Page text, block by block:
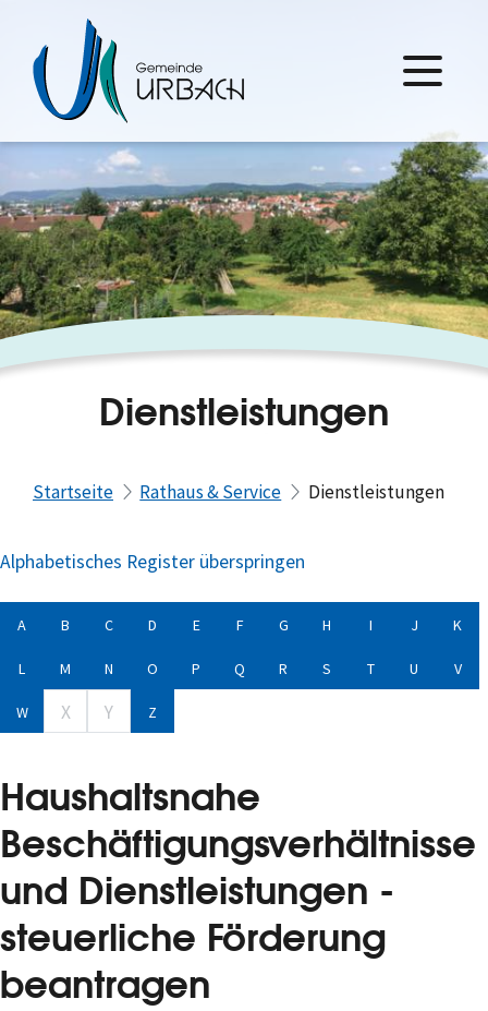
Dienstleistungen
Startseite Rathaus & Service Dienstleistungen
Alphabetisches Register überspringen
A B C D E F G H I J K
L M N O P Q R S T U V
W X Y Z
Haushaltsnahe
Beschäftigungsverhältnisse
und Dienstleistungen -
steuerliche Förderung
beantragen